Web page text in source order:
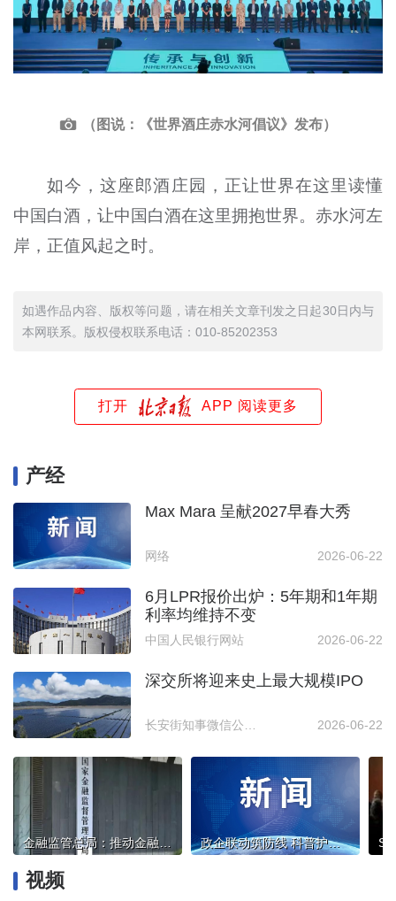
（图说：《世界酒庄赤水河倡议》发布）
如今，这座郎酒庄园，正让世界在这里读懂
中国白酒，让中国白酒在这里拥抱世界。赤水河左
岸，正值风起之时。
如遇作品内容、版权等问题，请在相关文章刊发之日起30日内与
本网联系。版权侵权联系电话：010-85202353
打开 APP 阅读更多
产经
Max Mara 呈献2027早春大秀
网络 2026-06-22
6月LPR报价出炉：5年期和1年期
利率均维持不变
中国人民银行网站 2026-06-22
深交所将迎来史上最大规模IPO
2026-06-22
金融监管总局：推动金融资源更好向新兴产业和未来产业集聚 政企联动筑防线 科普护航守平安｜北京麦当劳携手海淀区消防救援支队 五家消防主题餐厅正式授牌落地
视频